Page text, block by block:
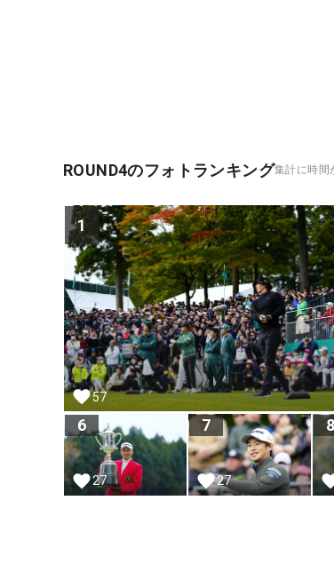
ROUND4のフォトランキング集計に時間
1
57
6
27
7
27
8